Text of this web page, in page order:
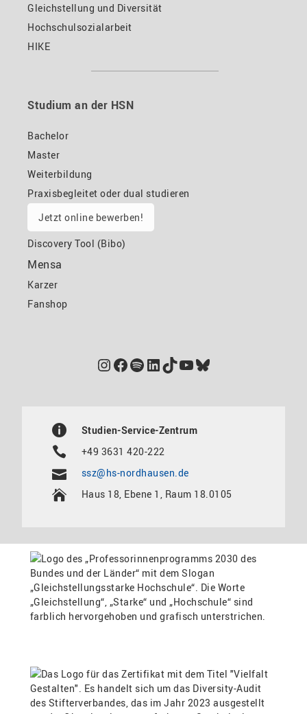
Gleichstellung und Diversität
Hochschulsozialarbeit
HIKE
Studium an der HSN
Bachelor
Master
Weiterbildung
Praxisbegleitet oder dual studieren
Jetzt online bewerben!
Discovery Tool (Bibo)
Mensa
Karzer
Fanshop
Instagram
Facebook
Spotify
LinkedIn
TikTok
YouTube
Bluesky
Studien-Service-Zentrum
+49 3631 420-222
ssz@hs-nordhausen.de
Haus 18, Ebene 1, Raum 18.0105